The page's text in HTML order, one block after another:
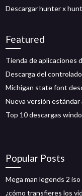
Descargar hunter x
Featured
Tienda de aplicaciones
Descarga del
Michigan state font
Nueva versión
Top 10 descargas
Popular Posts
Mega man legends 2
¿cómo transfieres los